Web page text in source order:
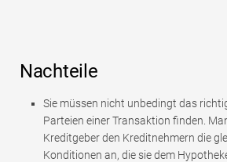
Nachteile
Sie müssen nicht unbedingt das
Parteien einer Transaktion finden.
Kreditgeber den Kreditnehmern die
Konditionen an, die sie dem